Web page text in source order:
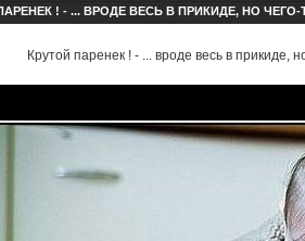
! - ... ВРОДЕ ВЕСЬ В ПРИКИДЕ, НО ЧЕГО-
Крутой паренек ! - ... вроде весь в прикиде,